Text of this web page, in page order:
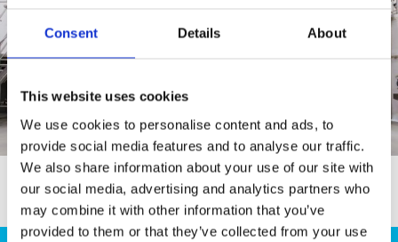
Consent Details About
This website uses cookies
We use cookies to personalise content and ads, to
provide social media features and to analyse our traffic.
We also share information about your use of our site with
our social media, advertising and analytics partners who
may combine it with other information that you’ve
provided to them or that they’ve collected from your use